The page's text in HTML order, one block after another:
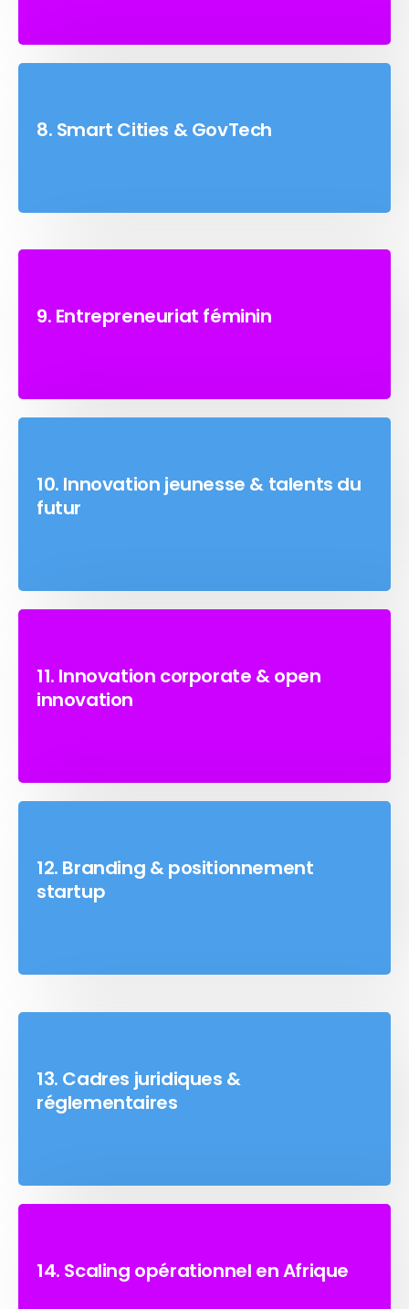
8. Smart Cities & GovTech
9. Entrepreneuriat féminin
10. Innovation jeunesse & talents du
futur
11. Innovation corporate & open
innovation
12. Branding & positionnement
startup
13. Cadres juridiques &
réglementaires
14. Scaling opérationnel en Afrique